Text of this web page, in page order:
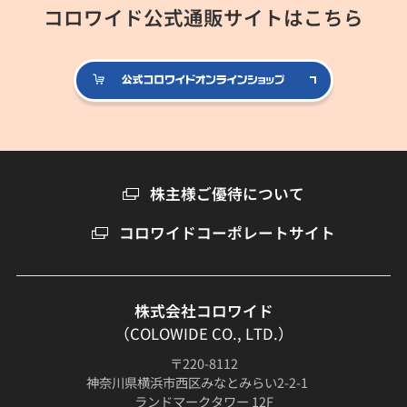
コロワイド公式通販サイトはこちら
公式コロ
株主様ご優待について
コロワイドコーポレートサイト
株式会社コロワイド
（COLOWIDE CO., LTD.）
〒220-8112
神奈川県横浜市西区みなとみらい2-2-1
ランドマークタワー 12F